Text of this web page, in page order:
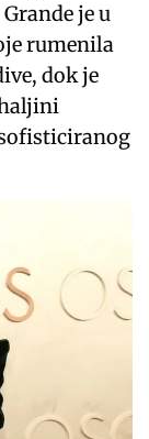
je u
rumenila
dok je